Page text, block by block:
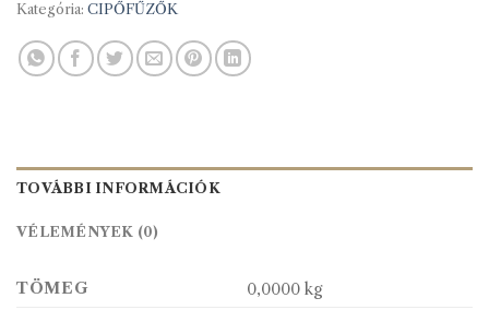
Kategória: CIPŐFŰZŐK
TOVÁBBI INFORMÁCIÓK
VÉLEMÉNYEK (0)
TÖMEG 0,0000 kg